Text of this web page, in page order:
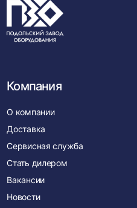
Компания
О компании
Доставка
Сервисная служба
Стать дилером
Вакансии
Новости